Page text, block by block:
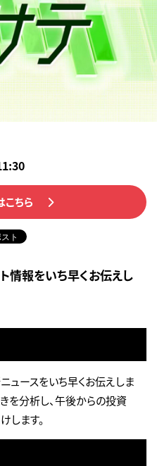
こちら
情報をいち早くお伝えし
ュースをいち早くお伝えしま
を分析し、午後からの投資
します。